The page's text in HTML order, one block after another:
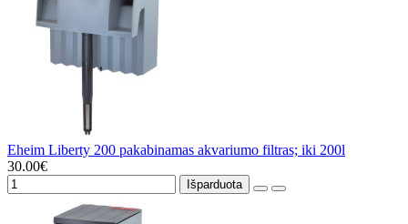
Eheim Liberty 200 pakabinamas akvariumo filtras; iki 200l
30.00€
Išparduota